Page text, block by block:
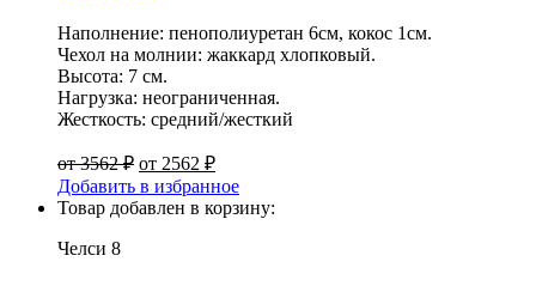
Наполнение: пенополиуретан 6см, кокос 1см.
Чехол на молнии: жаккард хлопковый.
Высота: 7 см.
Нагрузка: неограниченная.
Жесткость: средний/жесткий
от3562₽ от 2562 ₽
Добавить в избранное
Товар добавлен в корзину:
Челси 8